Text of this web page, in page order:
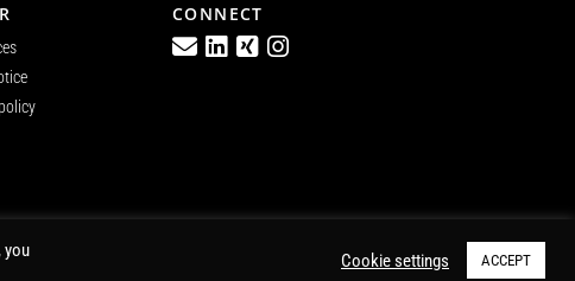
CONNECT
you
Cookie settings ACCEPT